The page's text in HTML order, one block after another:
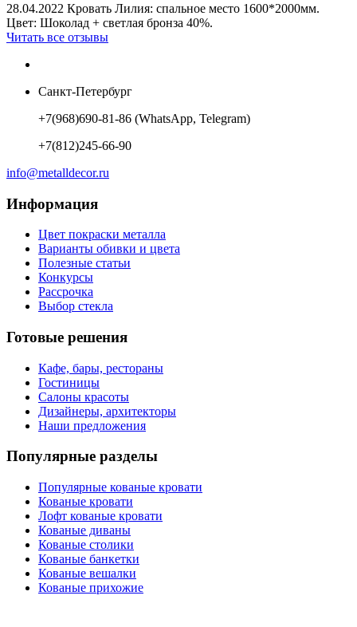
28.04.2022 Кровать Лилия: спальное место 1600*2000мм.
Цвет: Шоколад + светлая бронза 40%.
Читать все отзывы
Санкт-Петербург
+7(968)690-81-86 (WhatsApp, Telegram)
+7(812)245-66-90
info@metalldecor.ru
Информация
Цвет покраски металла
Варианты обивки и цвета
Полезные статьи
Конкурсы
Рассрочка
Выбор стекла
Готовые решения
Кафе, бары, рестораны
Гостиницы
Салоны красоты
Дизайнеры, архитекторы
Наши предложения
Популярные разделы
Популярные кованые кровати
Кованые кровати
Лофт кованые кровати
Кованые диваны
Кованые столики
Кованые банкетки
Кованые вешалки
Кованые прихожие